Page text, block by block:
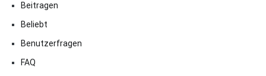
Beitragen
Beliebt
Benutzerfragen
FAQ